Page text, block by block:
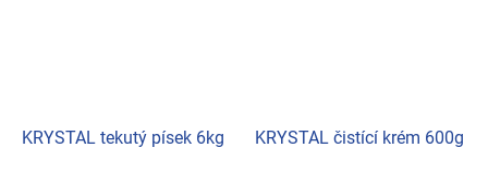
KRYSTAL tekutý písek 6kg KRYSTAL čistící krém 600g